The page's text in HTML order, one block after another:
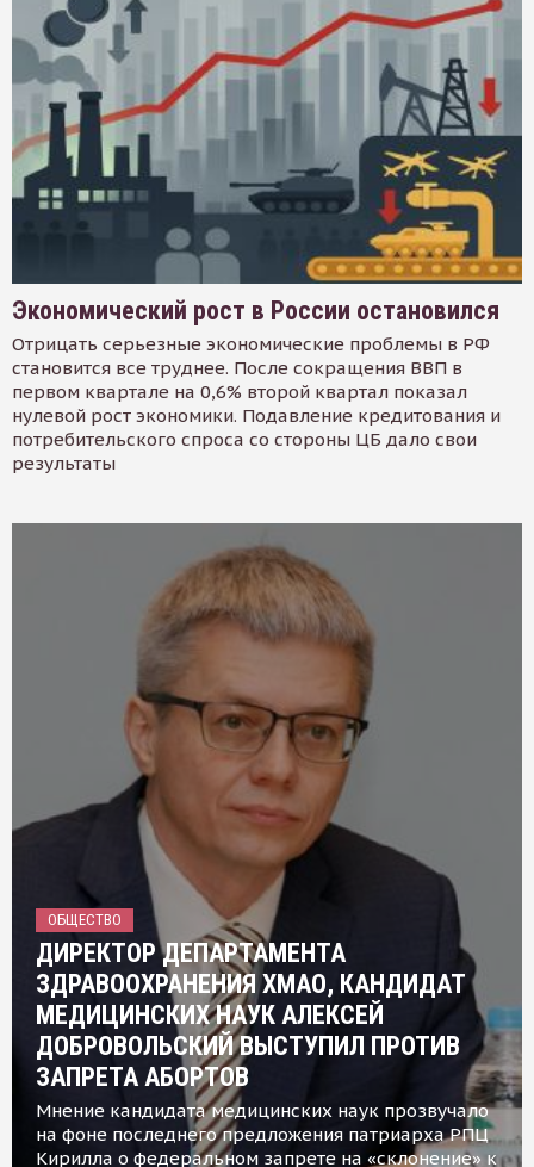
Экономический рост в России остановился
Отрицать серьезные экономические проблемы в РФ
становится все труднее. После сокращения ВВП в
первом квартале на 0,6% второй квартал показал
нулевой рост экономики. Подавление кредитования и
потребительского спроса со стороны ЦБ дало свои
результаты
ОБЩЕСТВО
ДИРЕКТОР ДЕПАРТАМЕНТА
ЗДРАВООХРАНЕНИЯ ХМАО, КАНДИДАТ
МЕДИЦИНСКИХ НАУК АЛЕКСЕЙ
ДОБРОВОЛЬСКИЙ ВЫСТУПИЛ ПРОТИВ
ЗАПРЕТА АБОРТОВ
Мнение кандидата медицинских наук прозвучало
на фоне последнего предложения патриарха РПЦ
Кирилла о федеральном запрете на «склонение» к